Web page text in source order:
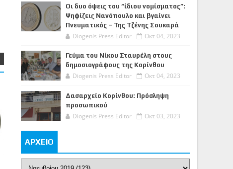
Οι δυο όψεις του “ίδιου νομίσματος”:
Ψηφίζεις Νανόπουλο και βγαίνει
Πνευματικός – Της Τζένης Σουκαρά
Diogenis Press Editor Οκτ 04, 2023
Γεύμα του Νίκου Σταυρέλη στους
δημοσιογράφους της Κορίνθου
Diogenis Press Editor Οκτ 04, 2023
Δασαρχείο Κορίνθου: Πρόσληψη
προσωπικού
Diogenis Press Editor Οκτ 03, 2023
ΑΡΧΕΙΟ